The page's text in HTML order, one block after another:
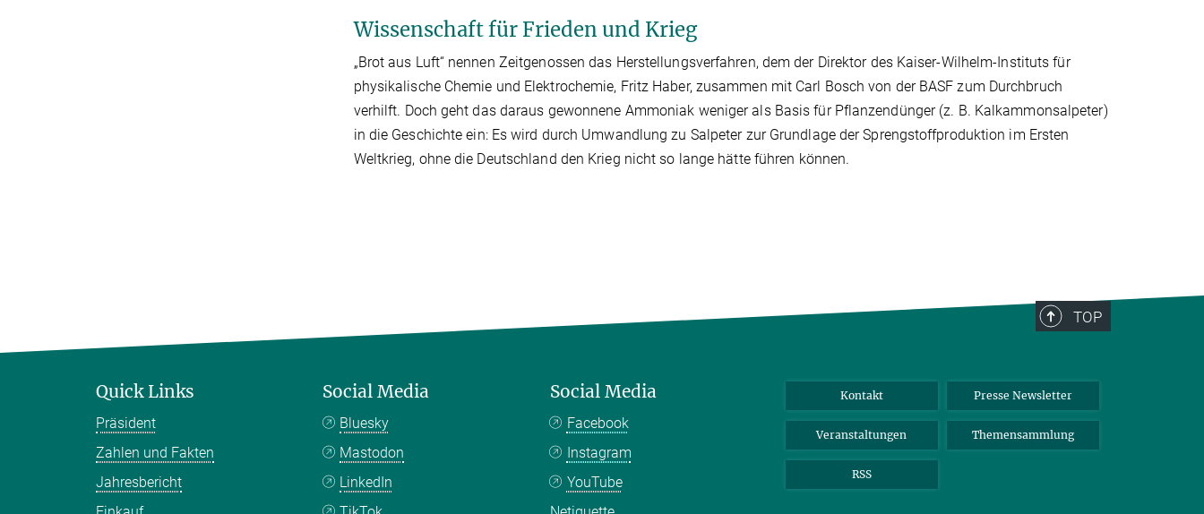
Wissenschaft für Frieden und Krieg
„Brot aus Luft“ nennen Zeitgenossen das Herstellungsverfahren, dem der Direktor des Kaiser-Wilhelm-Instituts für
physikalische Chemie und Elektrochemie, Fritz Haber, zusammen mit Carl Bosch von der BASF zum Durchbruch
verhilft. Doch geht das daraus gewonnene Ammoniak weniger als Basis für Pflanzendünger (z. B. Kalkammonsalpeter)
in die Geschichte ein: Es wird durch Umwandlung zu Salpeter zur Grundlage der Sprengstoffproduktion im Ersten
Weltkrieg, ohne die Deutschland den Krieg nicht so lange hätte führen können.
TOP
Quick Links
Präsident
Zahlen und Fakten
Jahresbericht
Social Media
Bluesky
Mastodon
LinkedIn
Social Media
Facebook
Instagram
YouTube
Kontakt Presse Newsletter
Veranstaltungen Themensammlung
RSS